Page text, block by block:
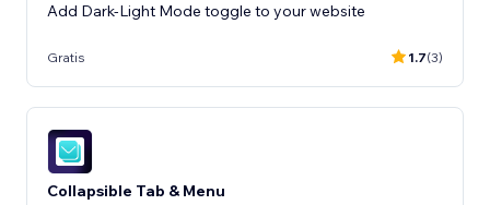
Add Dark-Light Mode toggle to your website
Gratis 1.7(3)
Collapsible Tab & Menu